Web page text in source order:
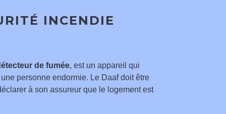
INCENDIE
de fumée, est un appareil qui
personne endormie. Le Daaf doit être
à son assureur que le logement est